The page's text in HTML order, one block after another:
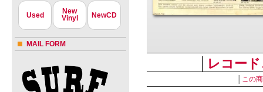
Used
New
Vinyl
NewCD
MAIL FORM
レコー
この